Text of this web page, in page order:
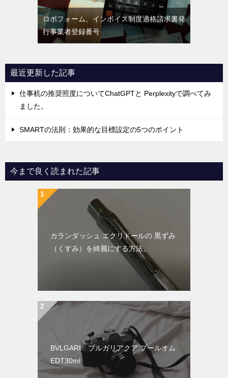
ロボフォーム、インボイス制度適格請求書発
行事業者登録番号
最近更新した記事
仕事机の推奨照度についてChatGPTと Perplexityで調べてみ
ました。
SMARTの法則：効果的な目標設定の5つのポイント
今まで良く読まれた記事
カランダッシュ エクリドールの 黒ずみ
（くすみ）を綺麗にする方法。
BVLGARI ブルガリアクア プールオム
EDT30ml